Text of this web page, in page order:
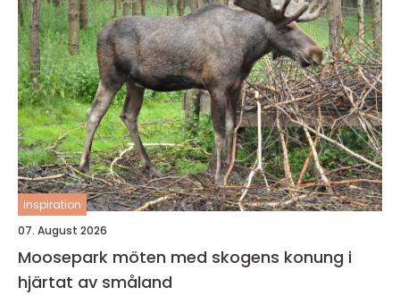
inspiration
07. August 2026
Moosepark möten med skogens konung i
hjärtat av småland